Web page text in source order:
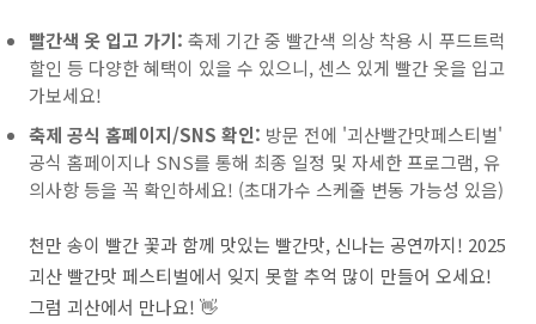
빨간색 옷 입고 가기: 축제 기간 중 빨간색 의상 착용 시 푸드트럭
할인 등 다양한 혜택이 있을 수 있으니, 센스 있게 빨간 옷을 입고
가보세요!
축제 공식 홈페이지/SNS 확인: 방문 전에 '괴산빨간맛페스티벌'
공식 홈페이지나 SNS를 통해 최종 일정 및 자세한 프로그램, 유
의사항 등을 꼭 확인하세요! (초대가수 스케줄 변동 가능성 있음)
천만 송이 빨간 꽃과 함께 맛있는 빨간맛, 신나는 공연까지! 2025
괴산 빨간맛 페스티벌에서 잊지 못할 추억 많이 만들어 오세요!
그럼 괴산에서 만나요! 👋